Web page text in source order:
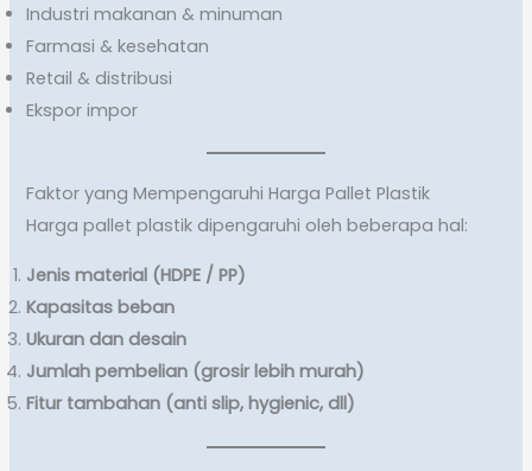
Industri makanan & minuman
Farmasi & kesehatan
Retail & distribusi
Ekspor impor
Faktor yang Mempengaruhi Harga Pallet Plastik
Harga pallet plastik dipengaruhi oleh beberapa hal:
Jenis material (HDPE / PP)
Kapasitas beban
Ukuran dan desain
Jumlah pembelian (grosir lebih murah)
Fitur tambahan (anti slip, hygienic, dll)